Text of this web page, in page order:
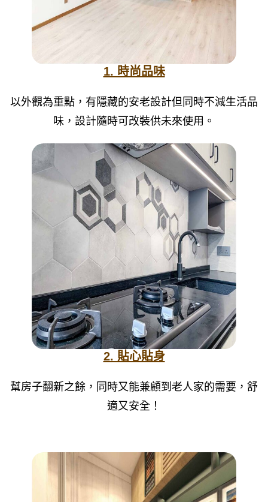
1. 時尚品味
以外觀為重點，有隱藏的安老設計但同時不減生活品
味，設計隨時可改裝供未來使用。
2. 貼心貼身
幫房子翻新之餘，同時又能兼顧到老人家的需要，舒
適又安全！